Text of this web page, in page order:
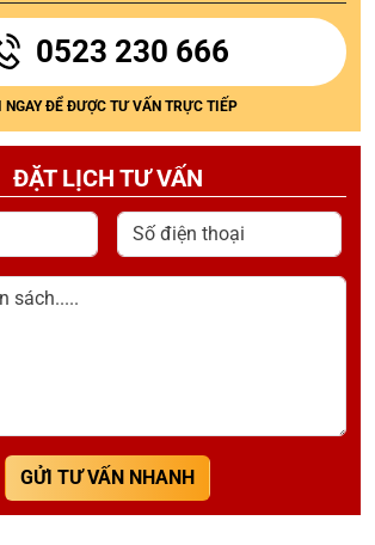
0523 230 666
NGAY ĐỂ ĐƯỢC TƯ VẤN TRỰC TIẾP
ĐẶT LỊCH TƯ VẤN
Số điện thoại
GỬI TƯ VẤN NHANH